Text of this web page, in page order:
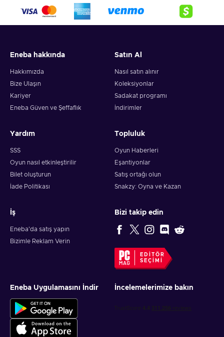
Eneba hakkında
Hakkımızda
Bize Ulaşın
Kariyer
Eneba Güven ve Şeffaflık
Satın Al
Nasıl satın alınır
Koleksiyonlar
Sadakat programı
İndirimler
Yardım
SSS
Oyun nasıl etkinleştirilir
Bilet oluşturun
İade Politikası
Topluluk
Oyun Haberleri
Eşantiyonlar
Satış ortağı olun
Snakzy: Oyna ve Kazan
İş
Eneba'da satış yapın
Bizimle Reklam Verin
Bizi takip edin
EDITÖR
SEÇIMI
Eneba Uygulamasını İndir İncelemelerimize bakın